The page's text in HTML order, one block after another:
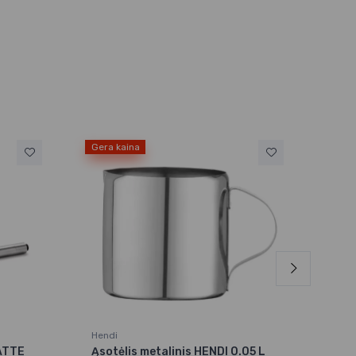
Gera kaina
Hendi
Ąsotėlis metalinis HENDI 0.05 L